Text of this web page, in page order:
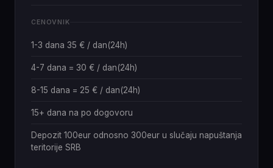
CENOVNIK
1-3 dana 35 € / dan(24h)
4-7 dana = 30 € / dan(24h)
8-15 dana = 25 € / dan(24h)
15+ dana na po dogovoru
Depozit 100eur odnosno 300eur u slučaju napuštanja
teritorije SRB